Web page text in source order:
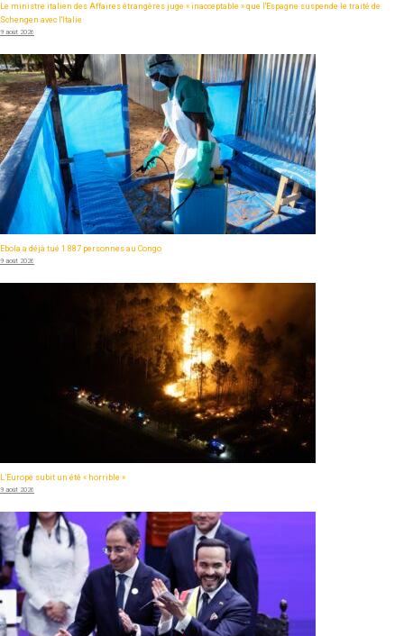
Le ministre italien des Affaires étrangères juge « inacceptable » que l'Espagne suspende le traité de
Schengen avec l'Italie
9 août 2026
Ebola a déjà tué 1 887 personnes au Congo
9 août 2026
L’Europe subit un été « horrible »
9 août 2026